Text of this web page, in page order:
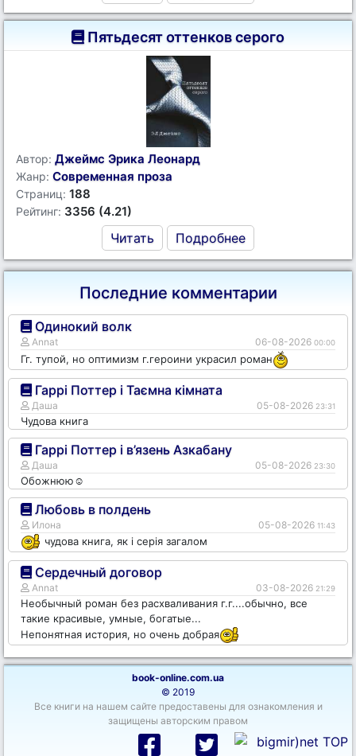
Пятьдесят оттенков серого
Автор: Джеймс Эрика Леонард
Жанр: Современная проза
Страниц: 188
Рейтинг: 3356 (4.21)
Читать Подробнее
Последние комментарии
Одинокий волк
Annat 06-08-2026 00:00
Гг. тупой, но оптимизм г.героини украсил роман
Гаррі Поттер і Таємна кімната
Даша 05-08-2026 23:31
Чудова книга
Гаррі Поттер і в’язень Азкабану
Даша 05-08-2026 23:30
Обожнюю☺️
Любовь в полдень
Илона 05-08-2026 11:43
чудова книга, як і серія загалом
Сердечный договор
Annat 03-08-2026 21:29
Необычный роман без расхваливания г.г....обычно, все
такие красивые, умные, богатые...
Непонятная история, но очень добрая
book-online.com.ua
© 2019
Все книги на нашем сайте предоставены для ознакомления и
защищены авторским правом